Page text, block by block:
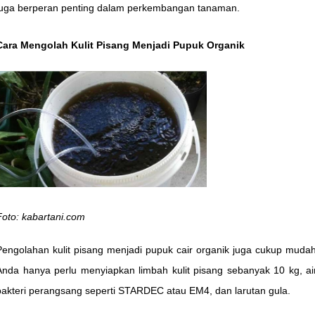
berperan penting dalam perkembangan tanaman.
Mengolah Kulit Pisang Menjadi Pupuk Organik
kabartani.com
kulit pisang menjadi pupuk cair organik juga cukup mudah.
hanya perlu menyiapkan limbah kulit pisang sebanyak 10 kg,
perangsang seperti STARDEC atau EM4, dan larutan gula.